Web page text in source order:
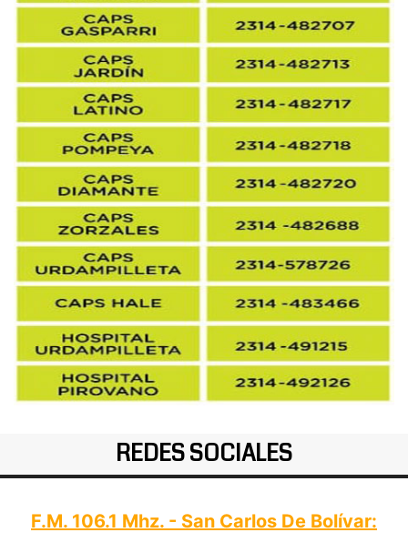
REDES SOCIALES
F.M. 106.1 Mhz. - San Carlos De Bolívar: